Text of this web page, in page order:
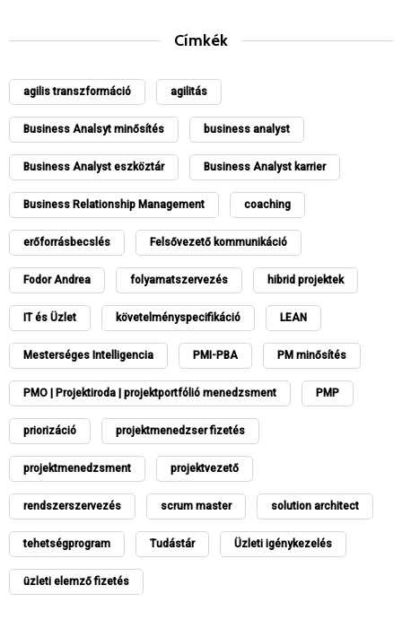
Címkék
agilis transzformáció agilitás
Business Analsyt minősítés business analyst
Business Analyst eszköztár Business Analyst karrier
Business Relationship Management coaching
erőforrásbecslés Felsővezető kommunikáció
Fodor Andrea folyamatszervezés hibrid projektek
IT és Üzlet követelményspecifikáció LEAN
Mesterséges Intelligencia PMI-PBA PM minősítés
PMO | Projektiroda | projektportfólió menedzsment PMP
priorizáció projektmenedzser fizetés
projektmenedzsment projektvezető
rendszerszervezés scrum master solution architect
tehetségprogram Tudástár Üzleti igénykezelés
üzleti elemző fizetés